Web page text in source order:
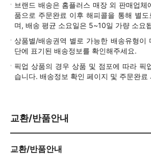
브랜드 배송은 홈플러스 매장 외 판매업체
품으로 주문완료 이후 해피콜을 통해 별
며, 배송 평균 소요일은 5~10일 가량 소요
상품별/배송권역 별로 가능한 배송유형이
단에 표기된 배송정보를 확인해주세요.
픽업 상품의 경우 상품 및 점포에 따라 픽
습니다. 배송정보 확인 페이지 및 주문완료
교환/반품안내
교환/반품안내